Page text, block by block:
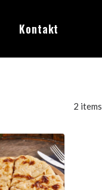
Kontakt
2 items